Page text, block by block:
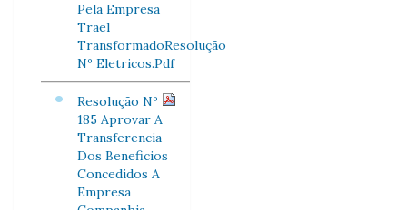
Pela Empresa
Trael
TransformadoResolução
Nº Eletricos.Pdf
Resolução Nº
185 Aprovar A
Transferencia
Dos Beneficios
Concedidos A
Empresa